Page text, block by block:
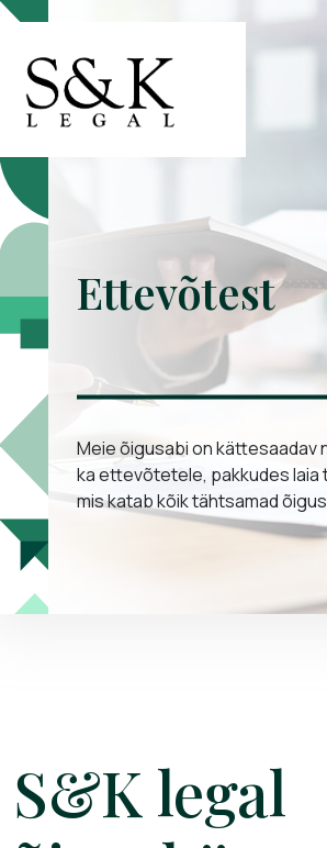
Ettevõtest
Meie õigusabi on kättesaadav
ka ettevõtetele, pakkudes laia
mis katab kõik tähtsamad
S&K legal